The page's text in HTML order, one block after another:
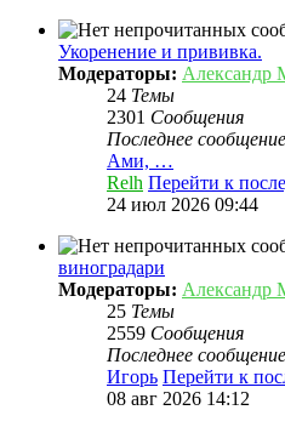
Укоренение и прививка.
Модераторы: Александр
24 Темы
2301 Сообщения
Последнее сообщение
Ами, …
Relh Перейти к
24 июл 2026 09:44
виноградари
Модераторы: Александр
25 Темы
2559 Сообщения
Последнее сообщение
Игорь Перейти к
08 авг 2026 14:12